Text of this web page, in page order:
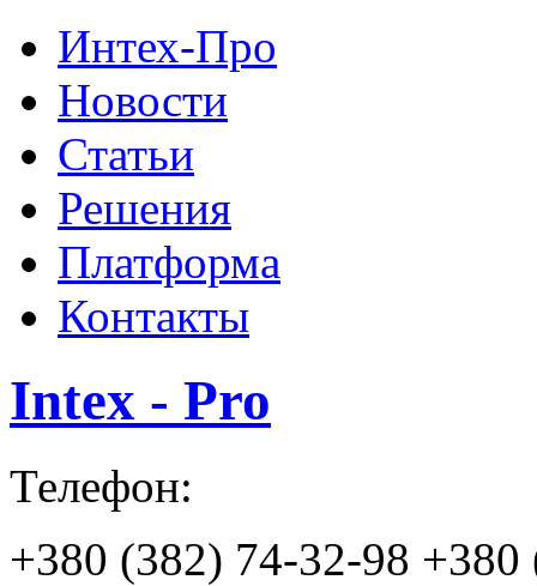
Интех-Про
Новости
Статьи
Решения
Платформа
Контакты
Intex - Pro
Телефон:
+380 (382) 74-32-98 +380